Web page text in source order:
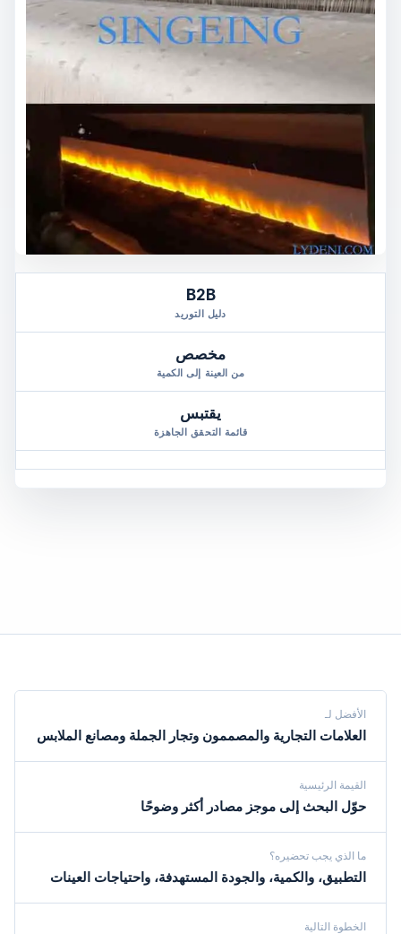
B2B
دليل التوريد
مخصص
من العينة إلى الكمية
يقتبس
قائمة التحقق الجاهزة
الأفضل لـ
العلامات التجارية والمصممون وتجار الجملة ومصانع الملابس
القيمة الرئيسية
حوّل البحث إلى موجز مصادر أكثر وضوحًا
ما الذي يجب تحضيره؟
التطبيق، والكمية، والجودة المستهدفة، واحتياجات العينات
الخطوة التالية